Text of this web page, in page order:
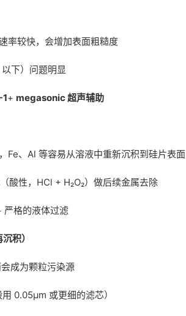
率较快，会增加表面粗糙度
下）问题明显
+ megasonic 超声辅助
Fe、Al 等容易从溶液中重新沉积到硅片表面
（酸性，HCl + H₂O₂）做后续金属去除
严格的液体过滤
积）
成为颗粒污染源
0.05μm 或更细的滤芯）